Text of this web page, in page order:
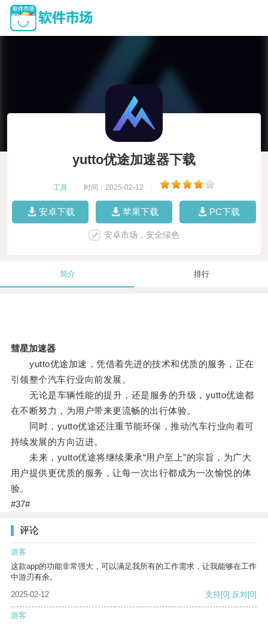
yutto优途加速器下载
工具 时间：2025-02-12
安卓下载 苹果下载 PC下载
安卓市场，安全绿色
简介 排行
彗星加速器
yutto优途加速，凭借着先进的技术和优质的服务，正在
引领整个汽车行业向前发展。
无论是车辆性能的提升，还是服务的升级，yutto优途都
在不断努力，为用户带来更流畅的出行体验。
同时，yutto优途还注重节能环保，推动汽车行业向着可
持续发展的方向迈进。
未来，yutto优途将继续秉承“用户至上”的宗旨，为广大
用户提供更优质的服务，让每一次出行都成为一次愉悦的体
验。
#37#
评论
游客
这款app的功能非常强大，可以满足我所有的工作需求，让我能够在工作
中游刃有余。
2025-02-12
支持[0] 反对[0]
游客